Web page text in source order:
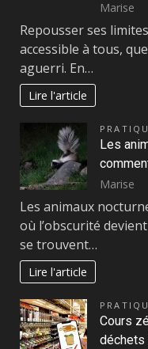
Marise
Repousser ses
accessible à tous,
aguerri. En…
Lire l'article
Les
Marise
Les animaux
où l’obscurité
se trouvent…
Lire l'article
Cours
déchets